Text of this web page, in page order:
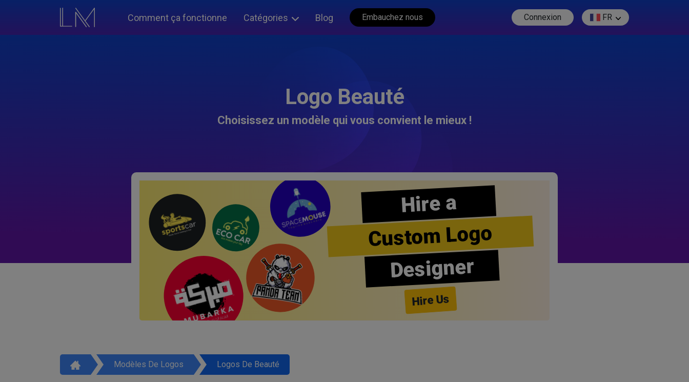
Comment ça fonctionne Catégories Blog Embauchez nous Connexion FR
Logo Beauté
Choisissez un modèle qui vous convient le mieux !
Hire a
Custom Logo
Designer
Hire Us
Modèles De Logos Logos De Beauté